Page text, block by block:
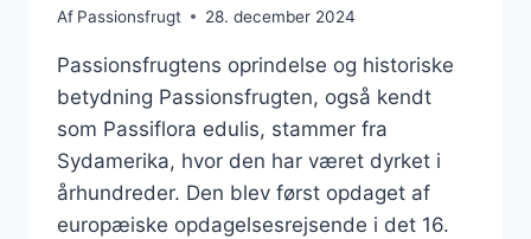
Af Passionsfrugt 28. december 2024
Passionsfrugtens oprindelse og historiske
betydning Passionsfrugten, også kendt
som Passiflora edulis, stammer fra
Sydamerika, hvor den har været dyrket i
århundreder. Den blev først opdaget af
europæiske opdagelsesrejsende i det 16.